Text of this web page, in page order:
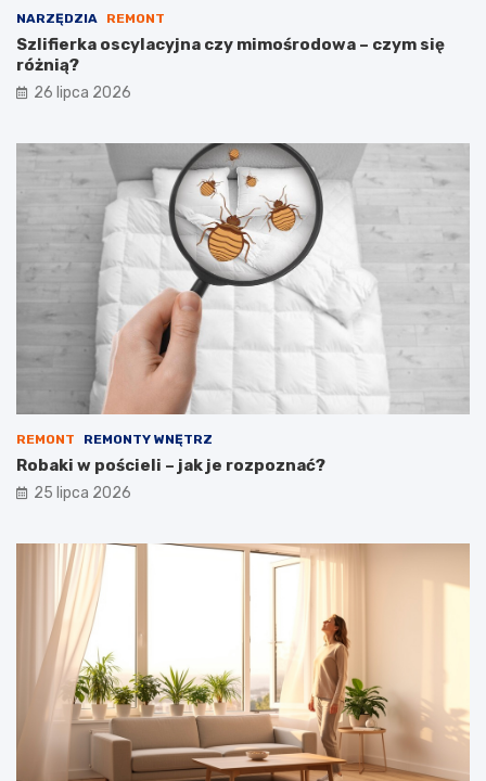
NARZĘDZIA REMONT
Szlifierka oscylacyjna czy mimośrodowa – czym się
różnią?
26 lipca 2026
REMONT REMONTY WNĘTRZ
Robaki w pościeli – jak je rozpoznać?
25 lipca 2026